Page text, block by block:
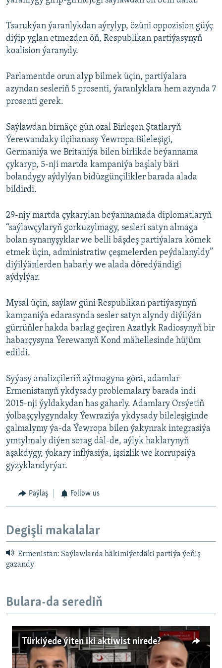
Tsarukýan ýaranlykdan aýrylyp, özüni oppozision güýç
diýip yglan etmezden öň, Respublikan partiýasynyň
koalision ýaranydy.
Parlamentde orun alyp bilmek üçin, partiýalara
azyndan sesleriň 5 prosenti, ýaranlyklara hem azynda 7
prosenti gerek.
Saýlawdan birnäçe gün ozal Birleşen Ştatlaryň
Ýerewandaky ilçihanasy Ýewropa Bileleşigi,
Germaniýa we Britaniýa bilen birlikde beýannama
çykaryp, 5-nji martda kampaniýa başlaly bäri
bolandygy aýdylýan bidüzgünçilikler barada alada
bildirdi.
29-njy martda çykarylan beýannamada diplomatlaryň
“saýlawçylaryň gorkuzylmagy, sesleri satyn almaga
bolan synanyşyklar we belli bäşdeş partiýalara kömek
etmek üçin, administratiw çeşmelerden peýdalanyldy”
diýilýänlerden habarly we alada döredýändigi
aýdylýar.
Mysal üçin, saýlaw güni Respublikan partiýasynyň
kampaniýa edarasynda sesler satyn alyndy diýilýän
gürrüňler hakda barlag geçiren Azatlyk Radiosynyň bir
habarçysyna Ýerewanyň Kond mähellesinde hüjüm
edildi.
Syýasy analizçileriň aýtmagyna görä, adamlar
Ermenistanyň ykdysady problemalary barada indi
2015-nji ýyldakydan has gaharly. Adamlary Orsýetiň
ýolbaşçylygyndaky Ýewraziýa ykdysady bileleşiginde
galmalymy ýa-da Ýewropa bilen ýakynrak integrasiýa
ymtylmaly diýen sorag däl-de, aýlyk haklarynyň
aşakdygy, ýokary inflýasiýa, işsizlik we korrupsiýa
gyzyklandyrýar.
Paýlaş Follow us
Degişli makalalar
Ermenistan: Saýlawlarda häkimiýetdäki partiýa ýeňiş
gazandy
Bulara-da serediň
Türkiýede ýiten iki aktiwist nirede?